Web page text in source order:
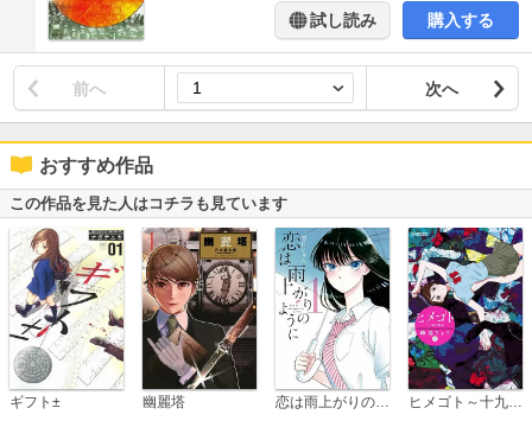
試し読み 購入する
前へ 次へ
おすすめ作品
この作品を見た人はコチラも見ています
ギフト± 幽麗塔 恋は雨上がりのように ヒメゴト～十九歳の制服～